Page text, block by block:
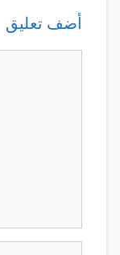
أضف تعليق